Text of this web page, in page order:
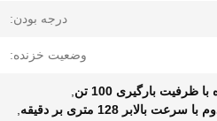
درجه بودن:
وضعیت خزنده:
بارگیری 100 تن
128 متری بر دقیقه